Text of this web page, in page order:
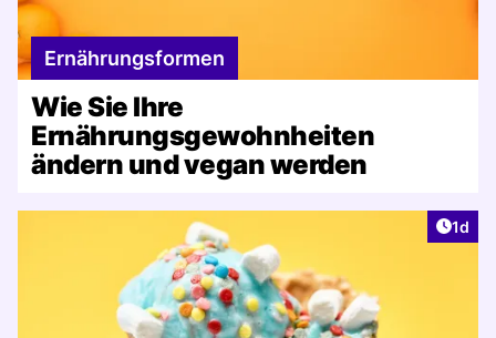
Ernährungsformen
Wie Sie Ihre
Ernährungsgewohnheiten
ändern und vegan werden
1d